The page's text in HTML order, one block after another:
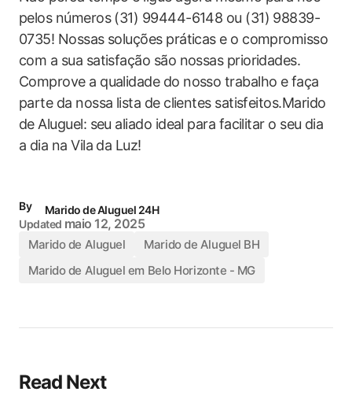
pelos números (31) 99444-6148 ou (31) 98839-
0735! Nossas soluções práticas e o compromisso
com a sua satisfação são nossas prioridades.
Comprove a qualidade do nosso trabalho e faça
parte da nossa lista de clientes satisfeitos.Marido
de Aluguel: seu aliado ideal para facilitar o seu dia
a dia na Vila da Luz!
By
Marido de Aluguel 24H
Updated maio 12, 2025
Marido de Aluguel
Marido de Aluguel BH
Marido de Aluguel em Belo Horizonte - MG
Read Next